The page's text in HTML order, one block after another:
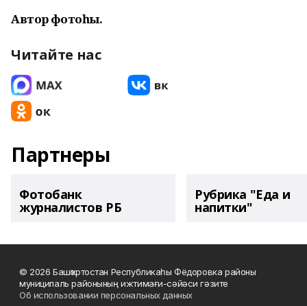
Автор фотоһы.
Читайте нас
Партнеры
Фотобанк
журналистов РБ
Рубрика "Еда и
напитки"
© 2026 Башҡортостан Республикаһы Фёдоровка районы
муниципаль районының ижтимағи-сәйәси гәзите
Об использовании персональных данных